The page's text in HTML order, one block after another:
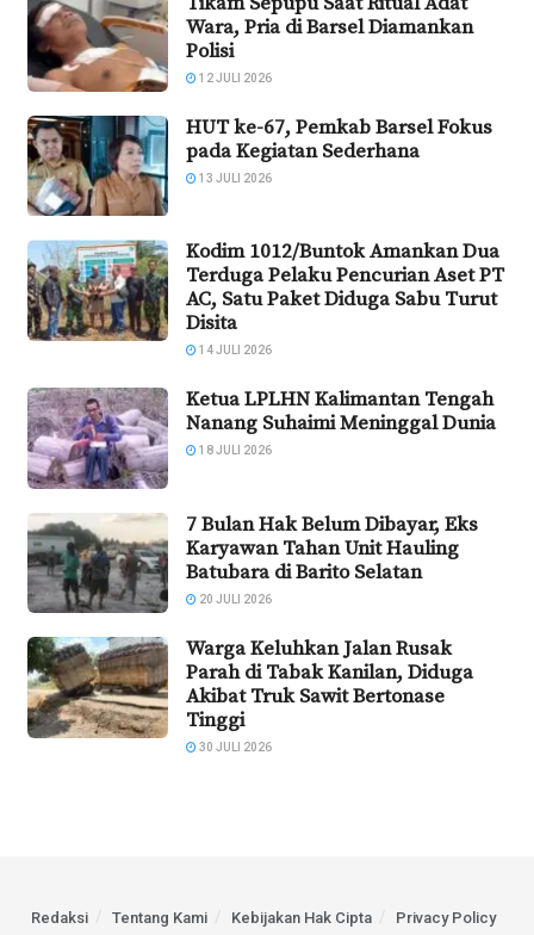
Wara, Pria di Barsel Diamankan
Polisi
12 JULI 2026
HUT ke-67, Pemkab Barsel Fokus
pada Kegiatan Sederhana
13 JULI 2026
Kodim 1012/Buntok Amankan Dua
Terduga Pelaku Pencurian Aset PT
AC, Satu Paket Diduga Sabu Turut
Disita
14 JULI 2026
Ketua LPLHN Kalimantan Tengah
Nanang Suhaimi Meninggal Dunia
18 JULI 2026
7 Bulan Hak Belum Dibayar, Eks
Karyawan Tahan Unit Hauling
Batubara di Barito Selatan
20 JULI 2026
Warga Keluhkan Jalan Rusak
Parah di Tabak Kanilan, Diduga
Akibat Truk Sawit Bertonase
Tinggi
30 JULI 2026
Redaksi Tentang Kami Kebijakan Hak Cipta Privacy Policy